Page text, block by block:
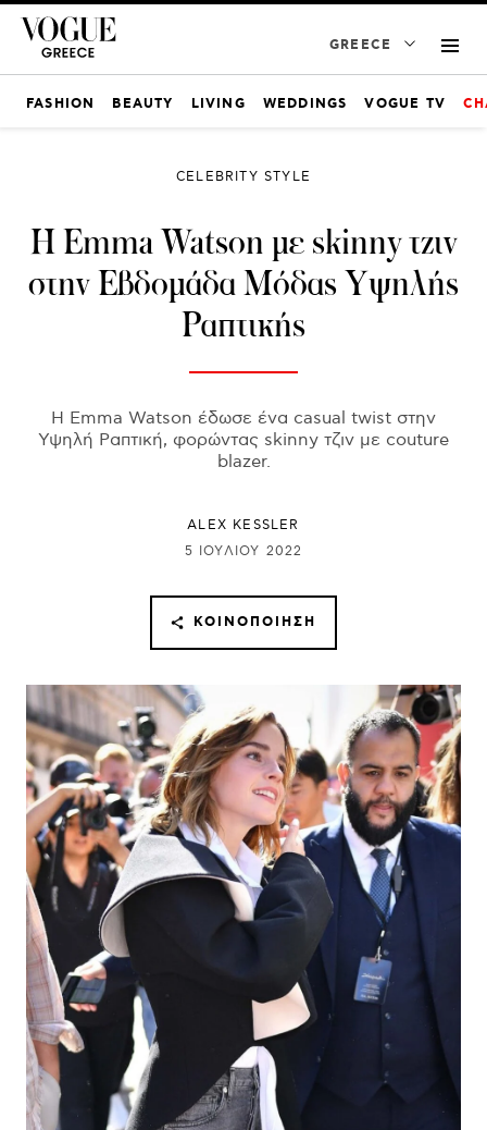
GREECE
FASHION BEAUTY LIVING WEDDINGS VOGUE TV
CELEBRITY STYLE
H Emma Watson με skinny τζιν
στην Εβδομάδα Μόδας Υψηλής
Ραπτικής
Η Emma Watson έδωσε ένα casual twist στην
Υψηλή Ραπτική, φορώντας skinny τζιν με couture
blazer.
ALEX KESSLER
5 ΙΟΥΛΊΟΥ 2022
ΚΟΙΝΟΠΟΊΗΣΗ